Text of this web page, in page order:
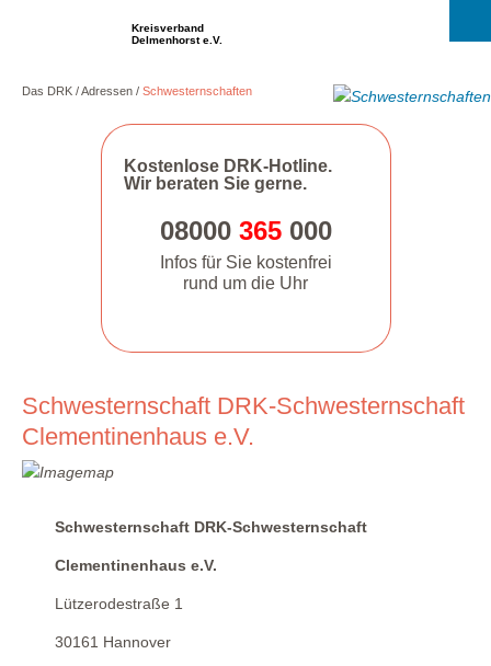
Kreisverband
Delmenhorst e.V.
Das DRK Adressen Schwesternschaften
Kostenlose DRK-Hotline.
Wir beraten Sie gerne.
08000 365000
Infos für Sie kostenfrei
rund um die Uhr
Schwesternschaft DRK-Schwesternschaft
Clementinenhaus e.V.
Schwesternschaft DRK-Schwesternschaft
Clementinenhaus e.V.
Lützerodestraße 1
30161 Hannover